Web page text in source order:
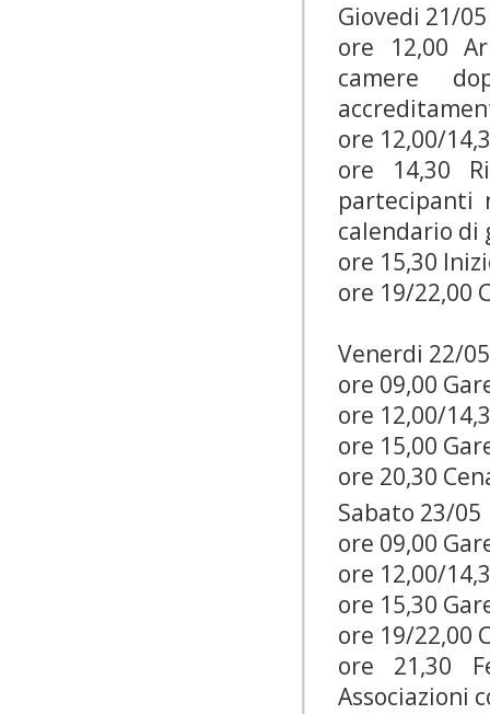
Giovedi 21/05
ore 12,00
camere
ore 12,00/
ore 14,30
partecipanti
calendario di
ore 15,30
ore 19/22,00
Venerdi 22/05
ore 09,00
ore 12,00/
ore 15,00
ore 20,30
Sabato 23/05
ore 09,00
ore 12,00/
ore 15,30
ore 19/22,00
ore 21,30
Associazioni